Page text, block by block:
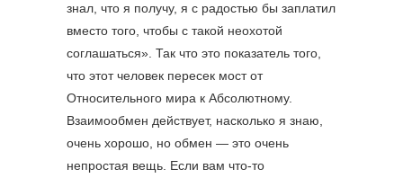
знал, что я получу, я с радостью бы заплатил
вместо того, чтобы с такой неохотой
соглашаться». Так что это показатель того,
что этот человек пересек мост от
Относительного мира к Абсолютному.
Взаимообмен действует, насколько я знаю,
очень хорошо, но обмен — это очень
непростая вещь. Если вам что-то